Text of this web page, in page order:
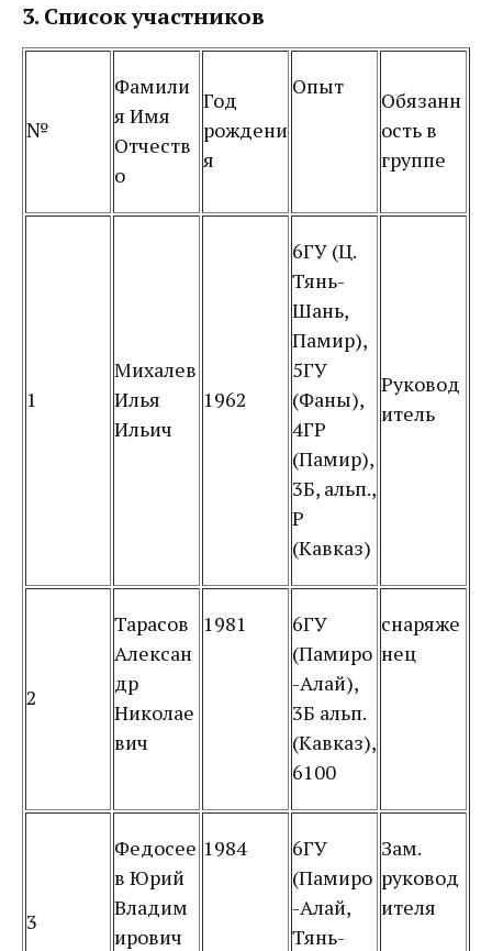
3. Список участников
№
Фамили
я Имя
Отчеств
о
Год
рождени
я
Опыт
Обязанн
ость в
группе
1
Михалев
Илья
Ильич
1962
6ГУ (Ц.
Тянь-
Шань,
Памир),
5ГУ
(Фаны),
4ГР
(Памир),
3Б, альп.,
Р
(Кавказ)
Руковод
итель
2
Тарасов
Алексан
др
Николае
вич
1981
6ГУ
(Памиро
-Алай),
3Б альп.
(Кавказ),
6100
снаряже
нец
3
Федосее
в Юрий
Владим
ирович
1984
6ГУ
(Памиро
-Алай,
Тянь-
Зам.
руковод
ителя